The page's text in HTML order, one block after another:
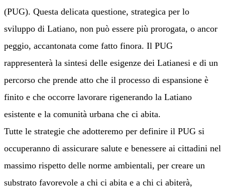
(PUG). Questa delicata questione, strategica per lo
sviluppo di Latiano, non può essere più prorogata, o ancor
peggio, accantonata come fatto finora. Il PUG
rappresenterà la sintesi delle esigenze dei Latianesi e di un
percorso che prende atto che il processo di espansione è
finito e che occorre lavorare rigenerando la Latiano
esistente e la comunità urbana che ci abita.
Tutte le strategie che adotteremo per definire il PUG si
occuperanno di assicurare salute e benessere ai cittadini nel
massimo rispetto delle norme ambientali, per creare un
substrato favorevole a chi ci abita e a chi ci abiterà,